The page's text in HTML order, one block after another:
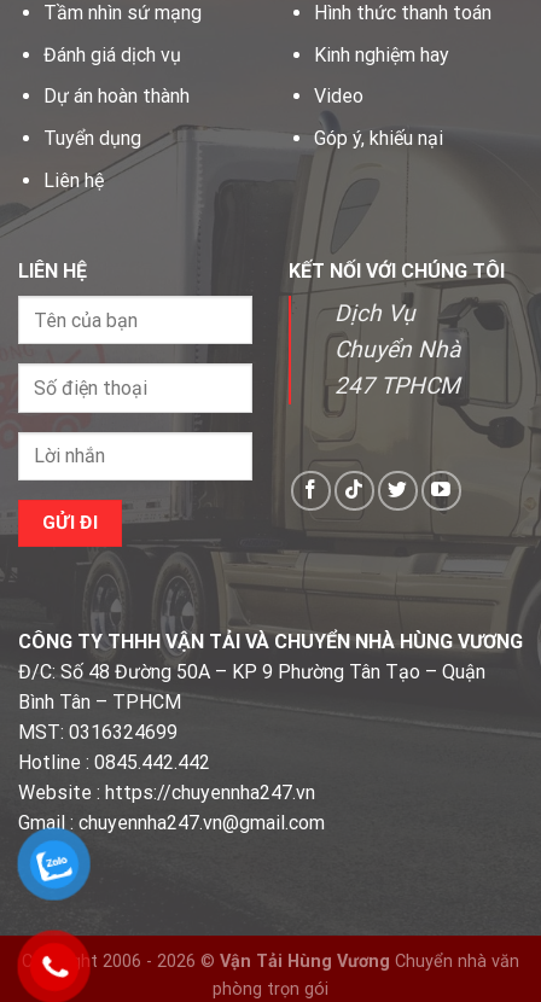
Tầm nhìn sứ mạng
Đánh giá dịch vụ
Dự án hoàn thành
Tuyển dụng
Liên hệ
Hình thức thanh toán
Kinh nghiệm hay
Video
Góp ý, khiếu nại
LIÊN HỆ KẾT NỐI VỚI CHÚNG TÔI
Dịch Vụ
Chuyển Nhà
247 TPHCM
CÔNG TY THHH VẬN TẢI VÀ CHUYỂN NHÀ HÙNG VƯƠNG
Đ/C: Số 48 Đường 50A – KP 9 Phường Tân Tạo – Quận
Bình Tân – TPHCM
MST: 0316324699
Hotline : 0845.442.442
Website : https://chuyennha247.vn
Gmail : chuyennha247.vn@gmail.com
Copyright 2006 - 2026 © Vận Tải Hùng Vương Chuyển nhà văn
phòng trọn gói